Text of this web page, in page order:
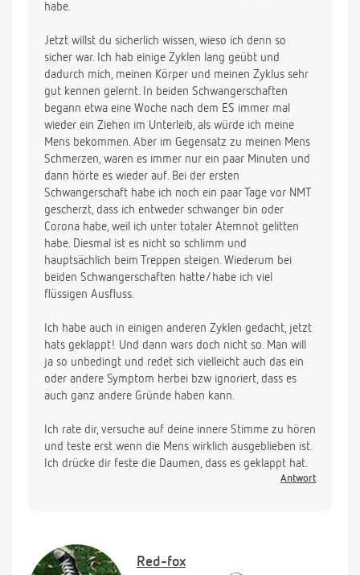
habe.
Jetzt willst du sicherlich wissen, wieso ich denn so
sicher war. Ich hab einige Zyklen lang geübt und
dadurch mich, meinen Körper und meinen Zyklus sehr
gut kennen gelernt. In beiden Schwangerschaften
begann etwa eine Woche nach dem ES immer mal
wieder ein Ziehen im Unterleib, als würde ich meine
Mens bekommen. Aber im Gegensatz zu meinen Mens
Schmerzen, waren es immer nur ein paar Minuten und
dann hörte es wieder auf. Bei der ersten
Schwangerschaft habe ich noch ein paar Tage vor NMT
gescherzt, dass ich entweder schwanger bin oder
Corona habe, weil ich unter totaler Atemnot gelitten
habe. Diesmal ist es nicht so schlimm und
hauptsächlich beim Treppen steigen. Wiederum bei
beiden Schwangerschaften hatte/habe ich viel
flüssigen Ausfluss.
Ich habe auch in einigen anderen Zyklen gedacht, jetzt
hats geklappt! Und dann wars doch nicht so. Man will
ja so unbedingt und redet sich vielleicht auch das ein
oder andere Symptom herbei bzw ignoriert, dass es
auch ganz andere Gründe haben kann.
Ich rate dir, versuche auf deine innere Stimme zu hören
und teste erst wenn die Mens wirklich ausgeblieben ist.
Ich drücke dir feste die Daumen, dass es geklappt hat.
Antwort
Red-fox